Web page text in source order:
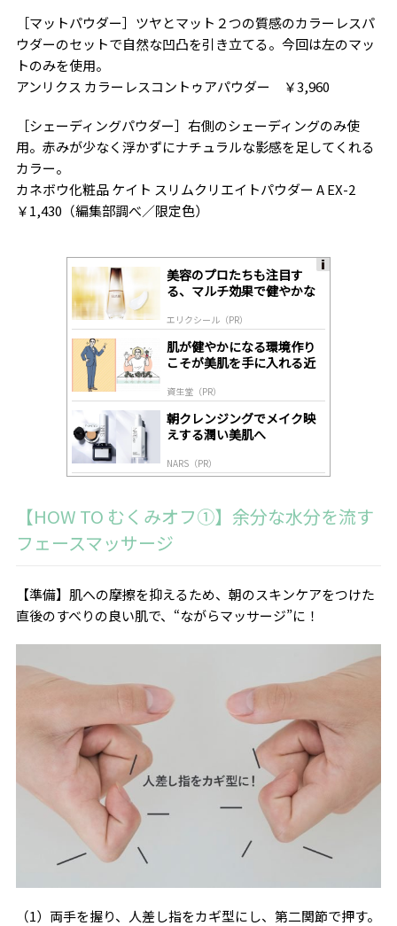
［マットパウダー］ツヤとマット２つの質感のカラーレスパ
ウダーのセットで自然な凹凸を引き立てる。今回は左のマッ
トのみを使用。
アンリクス カラーレスコントゥアパウダー ￥3,960
［シェーディングパウダー］右側のシェーディングのみ使
用。赤みが少なく浮かずにナチュラルな影感を足してくれる
カラー。
カネボウ化粧品 ケイト スリムクリエイトパウダー A EX-2
￥1,430（編集部調べ／限定色）
美容のプロたちも注目す
る、マルチ効果で健やかな
エリクシール（PR）
肌が健やかになる環境作り
こそが美肌を手に入れる近
資生堂（PR）
朝クレンジングでメイク映
えする潤い美肌へ
NARS（PR）
【HOW TO むくみオフ①】余分な水分を流す
フェースマッサージ
【準備】肌への摩擦を抑えるため、朝のスキンケアをつけた
直後のすべりの良い肌で、“ながらマッサージ”に！
（1）両手を握り、人差し指をカギ型にし、第二関節で押す。